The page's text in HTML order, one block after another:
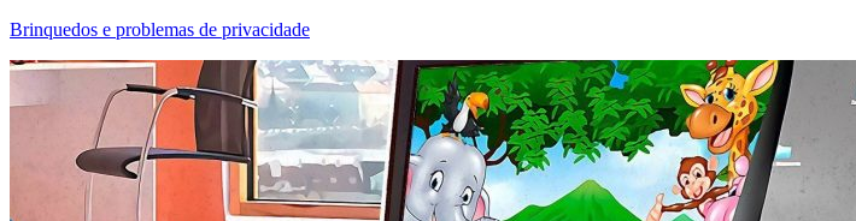
Brinquedos e problemas de privacidade